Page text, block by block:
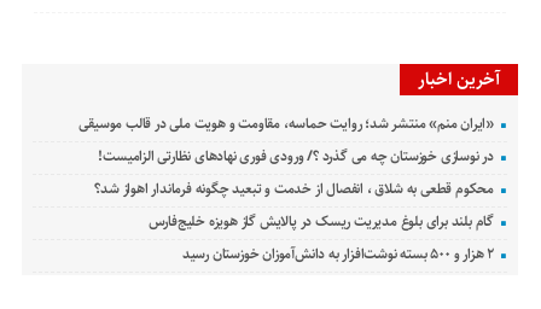
آخرین اخبار
«ایران منم» منتشر شد؛ روایت حماسه، مقاومت و هویت ملی در قالب موسیقی
در نوسازی خوزستان چه می گذرد ؟/ ورودی فوری نهادهای نظارتی الزامیست!
محکوم قطعی به شلاق ، انفصال از خدمت و تبعید چگونه فرماندار اهواز شد؟
گام بلند برای بلوغ مدیریت ریسک در پالایش گاز هویزه خلیج‌فارس
۲ هزار و ۵۰۰ بسته نوشت‌افزار به دانش‌آموزان خوزستان رسید